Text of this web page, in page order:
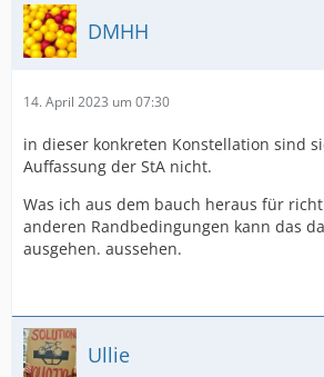
DMHH
14. April 2023 um 07:30
in dieser konkreten Konstellation sind
Auffassung der StA nicht.
Was ich aus dem bauch heraus für
anderen Randbedingungen kann das
ausgehen. aussehen.
Ullie